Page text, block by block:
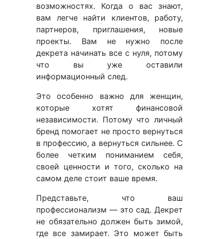
возможностях. Когда о вас знают,
вам легче найти клиентов, работу,
партнеров, приглашения, новые
проекты. Вам не нужно после
декрета начинать все с нуля, потому
что вы уже оставили
информационный след.
Это особенно важно для женщин,
которые хотят финансовой
независимости. Потому что личный
бренд помогает не просто вернуться
в профессию, а вернуться сильнее. С
более четким пониманием себя,
своей ценности и того, сколько на
самом деле стоит ваше время.
Представьте, что ваш
профессионализм — это сад. Декрет
не обязательно должен быть зимой,
где все замирает. Это может быть